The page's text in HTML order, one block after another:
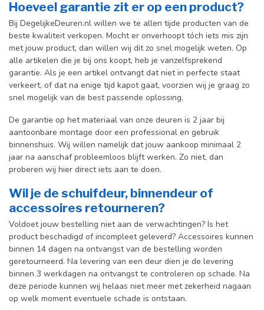
Hoeveel garantie zit er op een product?
Bij DegelijkeDeuren.nl willen we te allen tijde producten van de
beste kwaliteit verkopen. Mocht er onverhoopt tóch iets mis zijn
met jouw product, dan willen wij dit zo snel mogelijk weten. Op
alle artikelen die je bij ons koopt, heb je vanzelfsprekend
garantie. Als je een artikel ontvangt dat niet in perfecte staat
verkeert, of dat na enige tijd kapot gaat, voorzien wij je graag zo
snel mogelijk van de best passende oplossing.
De garantie op het materiaal van onze deuren is 2 jaar bij
aantoonbare montage door een professional en gebruik
binnenshuis. Wij willen namelijk dat jouw aankoop minimaal 2
jaar na aanschaf probleemloos blijft werken. Zo niet, dan
proberen wij hier direct iets aan te doen.
Wil je de schuifdeur, binnendeur of
accessoires retourneren?
Voldoet jouw bestelling niet aan de verwachtingen? Is het
product beschadigd of incompleet geleverd? Accessoires kunnen
binnen 14 dagen na ontvangst van de bestelling worden
geretourneerd. Na levering van een deur dien je de levering
binnen 3 werkdagen na ontvangst te controleren op schade. Na
deze periode kunnen wij helaas niet meer met zekerheid nagaan
op welk moment eventuele schade is ontstaan.